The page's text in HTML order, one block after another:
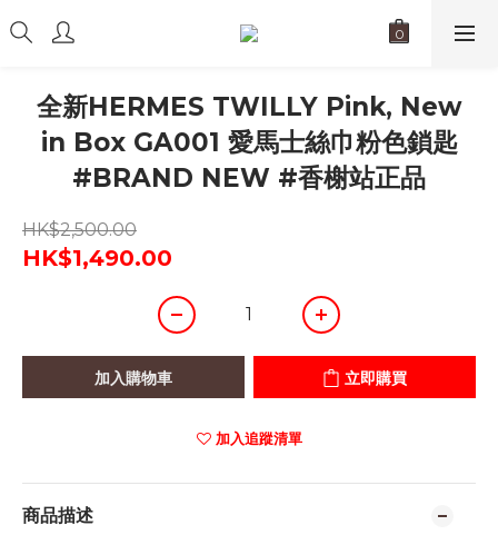
全新HERMES TWILLY Pink, New
in Box GA001 愛馬士絲巾粉色鎖匙
#BRAND NEW #香榭站正品
HK$2,500.00
HK$1,490.00
加入購物車 立即購買
加入追蹤清單
商品描述